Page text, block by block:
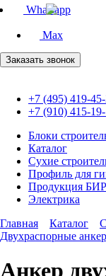
Whatsapp
Max
Заказать звонок
+7 (495) 419-
+7 (910) 415-
Блоки
Каталог
Сухие
Профиль для
Продукция
Электрика
Главная
Каталог
Двухраспорные
Анкер